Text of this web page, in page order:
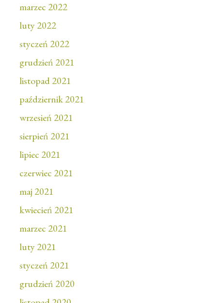
marzec 2022
luty 2022
styczeń 2022
grudzień 2021
listopad 2021
październik 2021
wrzesień 2021
sierpień 2021
lipiec 2021
czerwiec 2021
maj 2021
kwiecień 2021
marzec 2021
luty 2021
styczeń 2021
grudzień 2020